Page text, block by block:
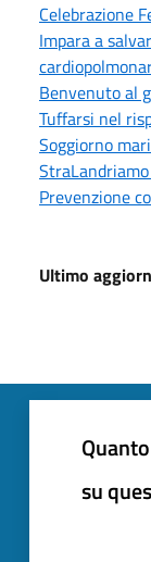
Celebrazione
Impara a
Benvenuto al
Tuffarsi nel
Soggiorno
Prevenzione
Ultimo
su